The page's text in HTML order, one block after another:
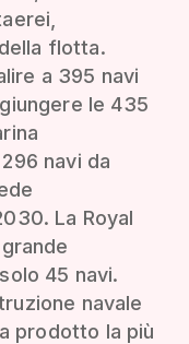
flotta.
a 395 navi
le 435
navi da
La Royal
45 navi.
navale
prodotto la più